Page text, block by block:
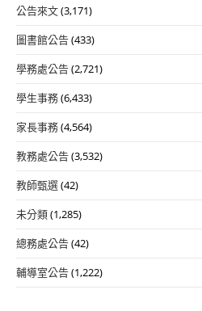
公告來文(3,171)
圖書館公告(433)
學務處公告(2,721)
學生事務(6,433)
家長事務(4,564)
教務處公告(3,532)
教師甄選(42)
未分類(1,285)
總務處公告(42)
輔導室公告(1,222)